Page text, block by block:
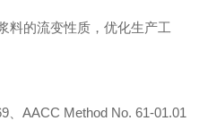
料的流变性质，优化生产工
、AACC Method No. 61-01.01